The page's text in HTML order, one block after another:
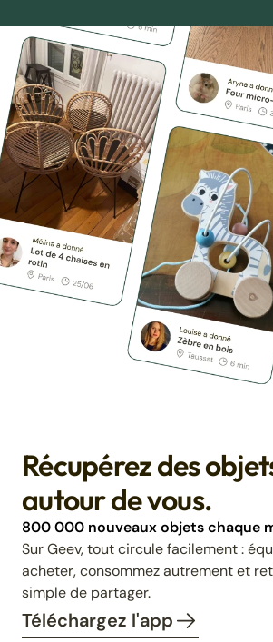
Récupérez des
autour de vous.
800 000 nouveaux objets chaque
Sur Geev, tout circule facilement :
acheter, consommez autrement et
simple de partager.
Téléchargez l'app